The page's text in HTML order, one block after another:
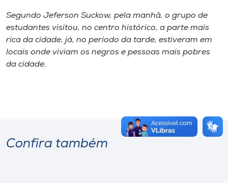
Segundo Jeferson Suckow, pela manhã, o grupo de
estudantes visitou, no centro histórico, a parte mais
rica da cidade, já, no período da tarde, estiveram em
locais onde viviam os negros e pessoas mais pobres
da cidade.
Confira também